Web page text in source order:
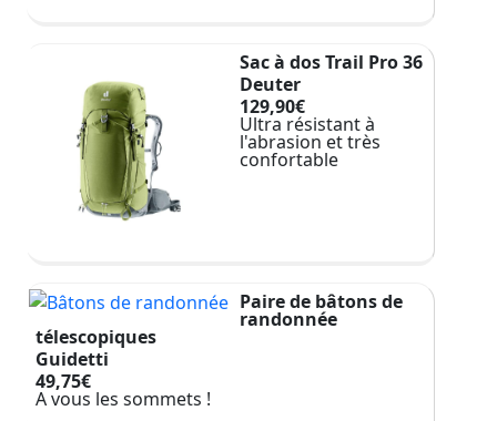
Sac à dos Trail Pro 36
Deuter
129,90€
Ultra résistant à
l'abrasion et très
confortable
Paire de bâtons de
randonnée
télescopiques
Guidetti
49,75€
A vous les sommets !